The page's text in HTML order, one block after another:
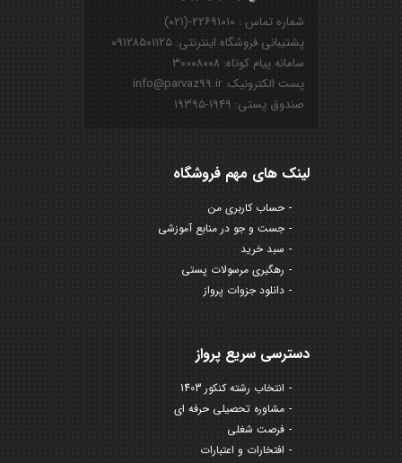
شماره تماس : ۲۲۶۹۱۰۱۰-(۰۲۱)
پشتیبانی فروشگاه اینترنتی: ۰۹۱۲۸۵۰۱۱۲۵
سامانه پیام کوتاه: ۳۰۰۰۸۰۰۸
پست الکترونیک: info@parvaz99.ir
صندوق پستی: ۱۹۴۹-۱۹۳۹۵
لینک های مهم فروشگاه
حساب کاربری من
جست و جو در منابع آموزشی
سبد خرید
رهگیری مرسولات پستی
دانلود جزوات پرواز
دسترسی سریع پرواز
انتخاب رشته کنکور 1403
مشاوره تحصیلی حرفه ای
فرصت شغلی
افتخارات و اعتبارات